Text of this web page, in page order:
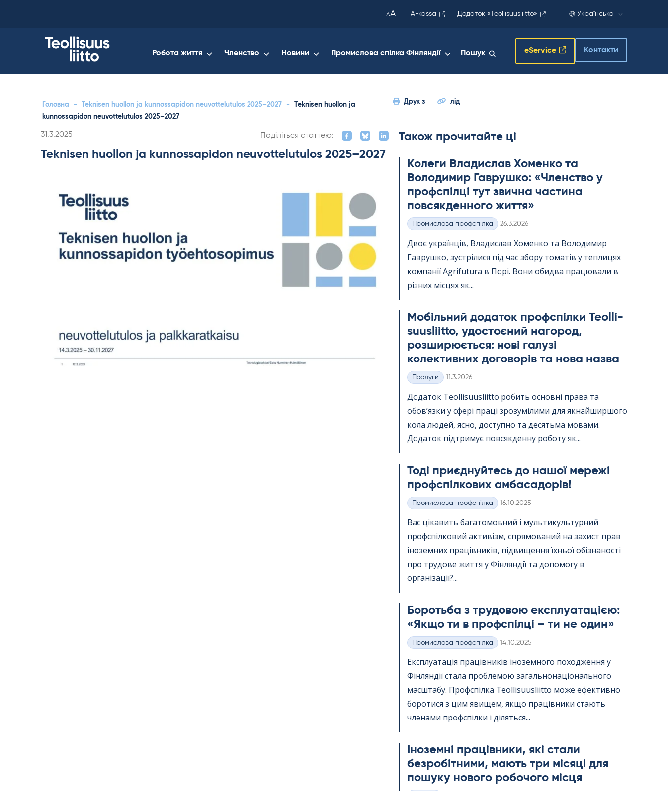
AA A-kassa Додаток «Teollisuusliitto» Українська
Робота життя Членство Новини Промислова спілка Фінляндії Пошук eService Контакти
Головна - Teknisen huollon ja kunnossapidon neuvottelutulos 2025–2027 -
Teknisen huollon ja
kunnossapidon neuvottelutulos 2025–2027
Друк з лід
Kirjoitettu
31.3.2025 Поділіться статтею:
Teknisen huollon ja kunnossapidon neuvottelutulos 2025–2027
Також прочитайте ці
Колеги Владислав Хоменко та
Володимир Гаврушко: «Членство у
профспілці тут звична частина
повсякденного життя»
Категорії
Промислова профспілка Kirjoitettu
26.3.2026
Двоє українців, Владислав Хоменко та Володимир
Гаврушко, зустрілися під час збору томатів у теплицях
компанії Agri­fu­tura в Порі. Вони обидва працювали в
різних місцях як...
Мобільний додаток профспілки Teol­li­
suus­liitto, удостоєний нагород,
розширюється: нові галузі
колективних договорів та нова назва
Категорії
Послуги Kirjoitettu
11.3.2026
Додаток Teol­li­suus­liitto робить основні права та
обов’язки у сфері праці зрозумілими для якнайширшого
кола людей, ясно, доступно та десятьма мовами.
Додаток підтримує повсякденну роботу як...
Тоді приєднуйтесь до нашої мережі
профспілкових амбасадорів!
Категорії
Промислова профспілка Kirjoitettu
16.10.2025
Вас цікавить багатомовний і мультикультурний
профспілковий активізм, спрямований на захист прав
іноземних працівників, підвищення їхньої обізнаності
про трудове життя у Фінляндії та допомогу в
організації?...
Боротьба з трудовою експлуатацією:
«Якщо ти в профспілці – ти не один»
Категорії
Промислова профспілка Kirjoitettu
14.10.2025
Експлуатація працівників іноземного походження у
Фінляндії стала проблемою загальнонаціонального
масштабу. Профспілка Teol­li­suus­liitto може ефективно
боротися з цим явищем, якщо працівники стають
членами профспілки і діляться...
Іноземні працівники, які стали
безробітними, мають три місяці для
пошуку нового робочого місця
your
clipboard.)